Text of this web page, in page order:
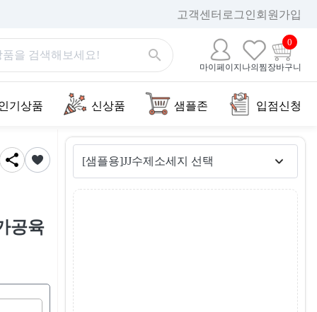
고객센터 로그인 회원가입
마이페이지 나의찜 장바구니
0
기상품 신상품 샘플존 입점신청
공육